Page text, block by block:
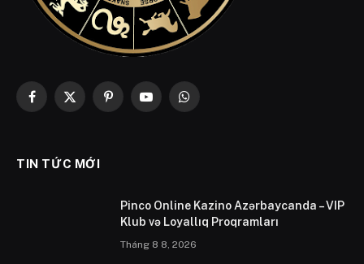
Facebook
X
PinterestYouTubeWhatsApp
TIN TỨC MỚI
Pinco Online Kazino Azərbaycanda – VIP
Klub və Loyallıq Proqramları
Tháng 8 8, 2026